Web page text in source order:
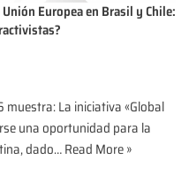
Europea en Brasil y Chile:
La iniciativa «Global
una oportunidad para la
dado…Read More »